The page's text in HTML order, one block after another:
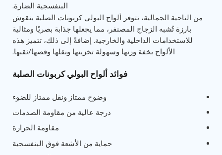
البنفسجية الضارة.
من الناحية الجمالية، تتوفر ألواح البولي كربونات الصلبة بنقوش
بارزة تُشبه الزجاج المصنفر، مما يجعلها جذابة بصريًا ومثالية
للاستخدامات الداخلية والخارجية. إضافةً إلى ذلك، تتميز هذه
الألواح بخفة وزنها وسهولة تخزينها ونقلها وقصها/ثقبها.
فوائد ألواح البولي كربونات الصلبة
وضوح ممتاز ونقل ممتاز للضوء
درجة عالية من مقاومة الصدمات
مقاومة الحرارة
حماية من الأشعة فوق البنفسجية